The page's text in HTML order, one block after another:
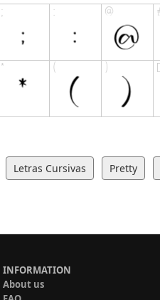
Letras Cursivas Pretty
INFORMATION
About us